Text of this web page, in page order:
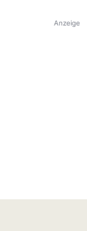
Anzeige